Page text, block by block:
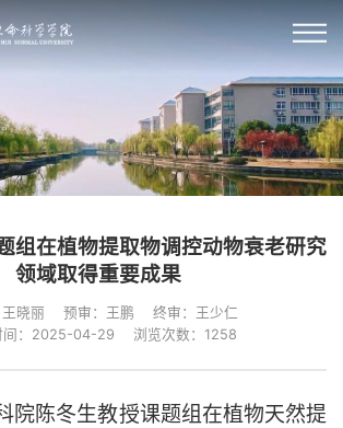
组在植物提取物调控动物衰老研究
领域取得重要成果
晓丽 预审：王鹏
终审：王少仁
间：2025-04-29
浏览次数： 1258
院陈冬生教授课题组在植物天然提